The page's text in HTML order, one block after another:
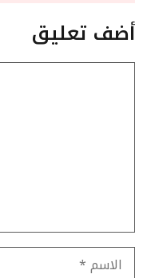
أضف تعليق
الاسم